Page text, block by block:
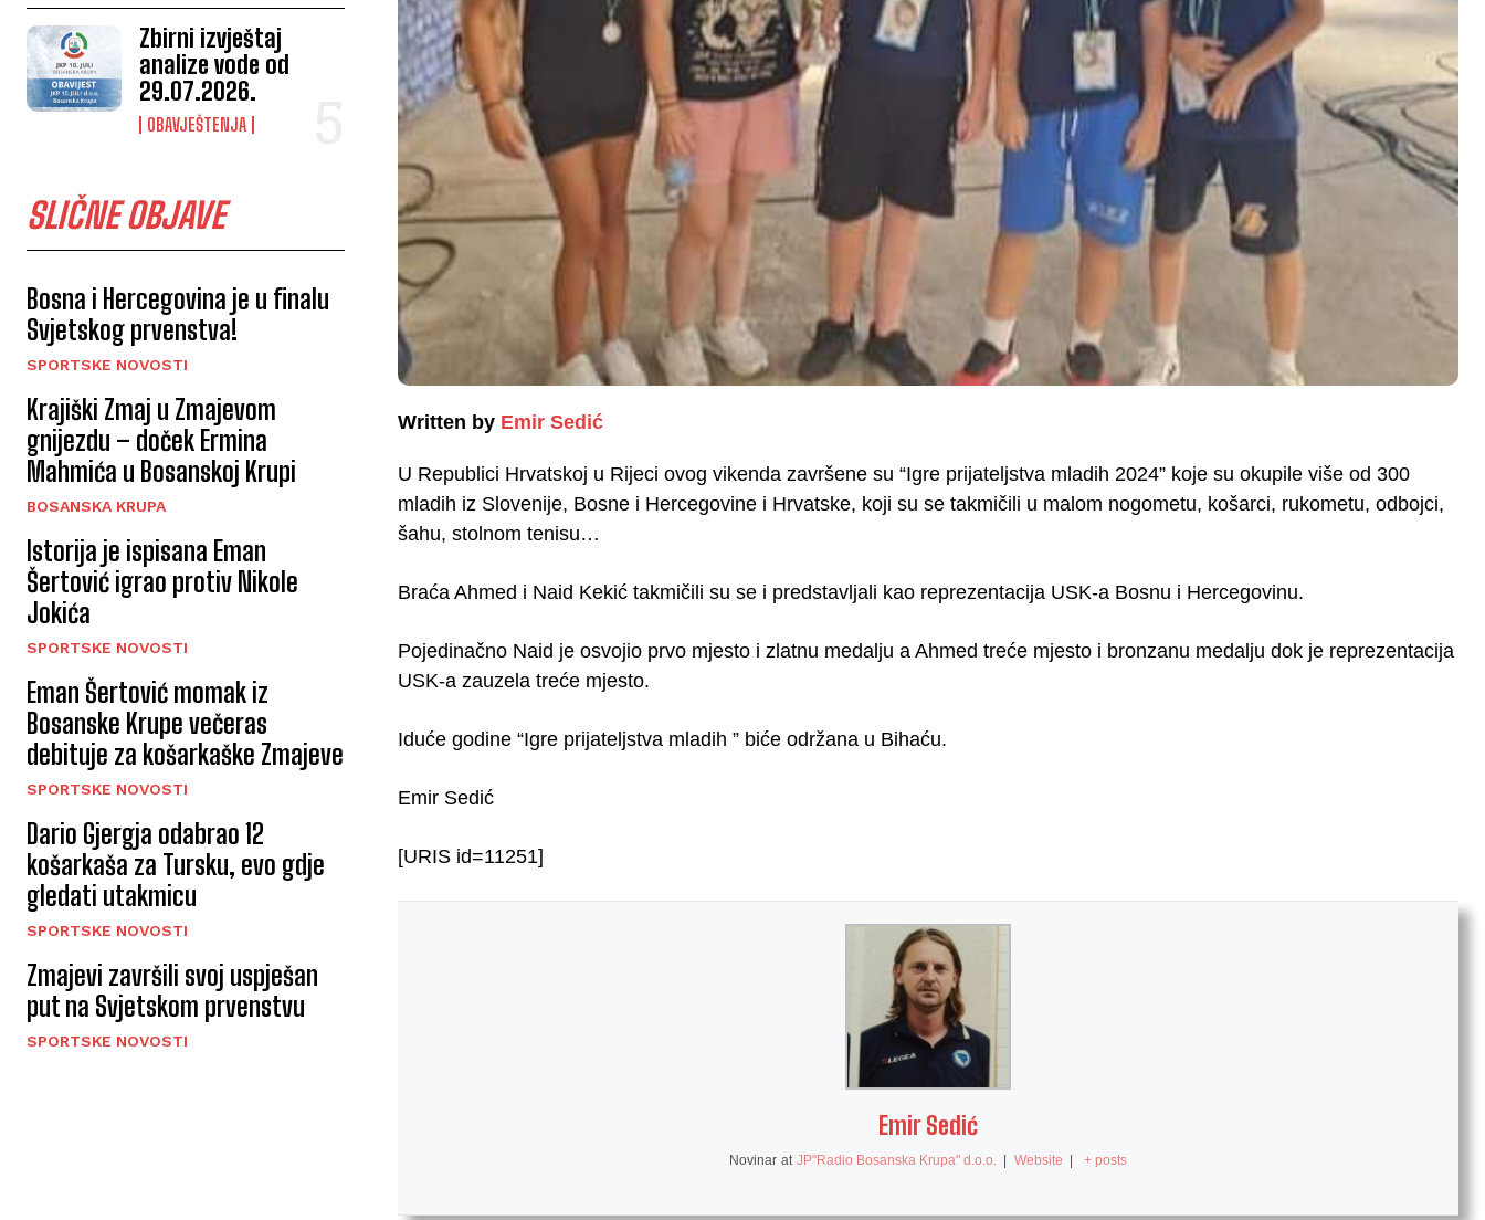
Zbirni izvještaj
analize vode od
29.07.2026.
OBAVJEŠTENJA
SLIČNE OBJAVE
Bosna i Hercegovina je u finalu
Svjetskog prvenstva!
SPORTSKE NOVOSTI
Krajiški Zmaj u Zmajevom
gnijezdu – doček Ermina
Mahmića u Bosanskoj Krupi
BOSANSKA KRUPA
Istorija je ispisana Eman
Šertović igrao protiv Nikole
Jokića
SPORTSKE NOVOSTI
Eman Šertović momak iz
Bosanske Krupe večeras
debituje za košarkaške Zmajeve
SPORTSKE NOVOSTI
Dario Gjergja odabrao 12
košarkaša za Tursku, evo gdje
gledati utakmicu
SPORTSKE NOVOSTI
Zmajevi završili svoj uspješan
put na Svjetskom prvenstvu
SPORTSKE NOVOSTI
Written by Emir Sedić
U Republici Hrvatskoj u Rijeci ovog vikenda završene su “Igre prijateljstva mladih 2024” koje su okupile više od 300
mladih iz Slovenije, Bosne i Hercegovine i Hrvatske, koji su se takmičili u malom nogometu, košarci, rukometu, odbojci,
šahu, stolnom tenisu…
Braća Ahmed i Naid Kekić takmičili su se i predstavljali kao reprezentacija USK-a Bosnu i Hercegovinu.
Pojedinačno Naid je osvojio prvo mjesto i zlatnu medalju a Ahmed treće mjesto i bronzanu medalju dok je reprezentacija
USK-a zauzela treće mjesto.
Iduće godine “Igre prijateljstva mladih ” biće održana u Bihaću.
Emir Sedić
[URIS id=11251]
Emir Sedić
Novinar at JP"Radio Bosanska Krupa" d.o.o. Website + posts